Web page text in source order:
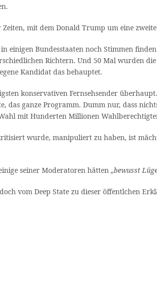
mit dem Donald Trump um eine
einigen Bundesstaaten noch Stimmen
Richtern. Und 50 Mal wurden
Kandidat das behauptet.
konservativen Fernsehsender
das ganze Programm. Dumm nur, dass
mit Hunderten Millionen
wurde, manipuliert zu haben, ist
seiner Moderatoren hätten „bewusst
vom Deep State zu dieser öffentlchen